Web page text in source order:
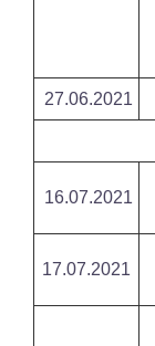
27.06.2021
16.07.2021
17.07.2021